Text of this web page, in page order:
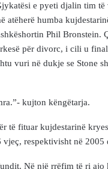
e pyeti djalin tim
atëherë humba
Phil
për divorc, i cili u
vuri në dukje se Stone
kujton këngëtarja.
të fituar kujdestarinë
respektivisht në 2005
Në një rrëfim të ri